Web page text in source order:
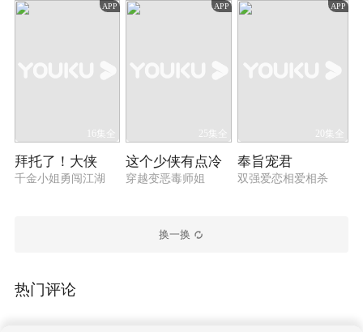
APP
16集全
拜托了！大侠
千金小姐勇闯江湖
APP
25集全
这个少侠有点冷
穿越变恶毒师姐
APP
20集全
奉旨宠君
双强爱恋相爱相杀
换一换
热门评论